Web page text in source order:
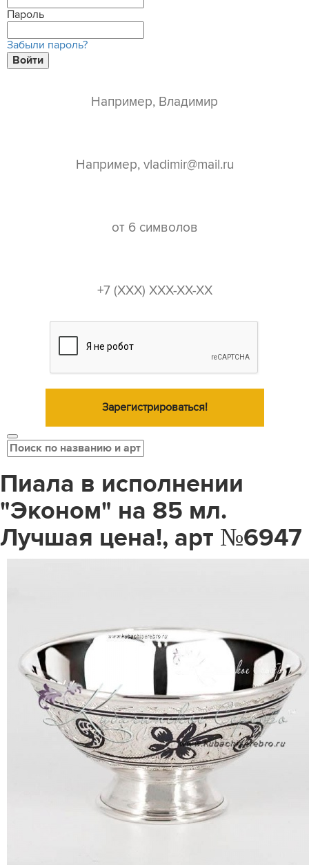
Пароль
Забыли пароль?
Войти
Зарегистрироваться!
Пиала в исполнении
"Эконом" на 85 мл.
Лучшая цена!, арт №6947